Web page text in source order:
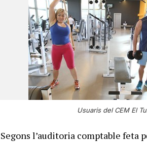
Usuaris del CEM El
Segons l’auditoria comptable feta